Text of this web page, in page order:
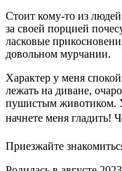
Стоит кому-то из
за своей порцией
ласковые
довольном мурчании.
Характер у меня
лежать на диване,
пушистым животиком.
начнете меня гладить!
Приезжайте